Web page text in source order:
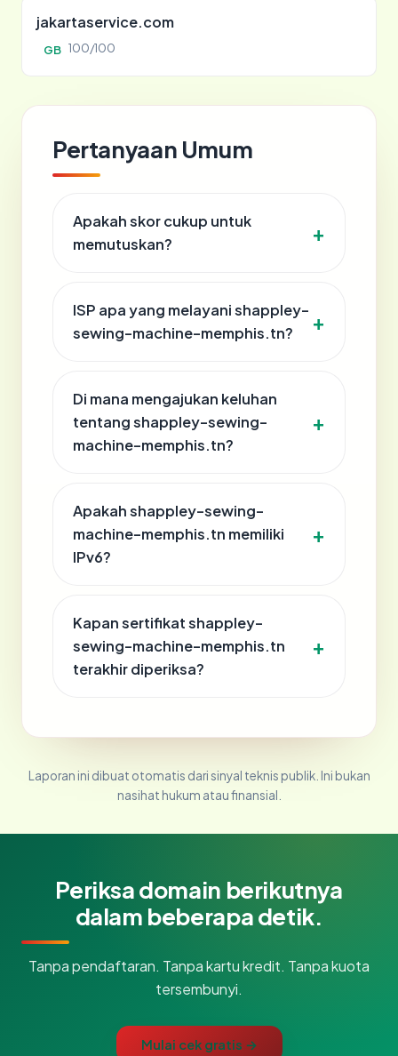
jakartaservice.com
GB 100/100
Pertanyaan Umum
Apakah skor cukup untuk
memutuskan?
ISP apa yang melayani shappley-
sewing-machine-memphis.tn?
Di mana mengajukan keluhan
tentang shappley-sewing-
machine-memphis.tn?
Apakah shappley-sewing-
machine-memphis.tn memiliki
IPv6?
Kapan sertifikat shappley-
sewing-machine-memphis.tn
terakhir diperiksa?
Laporan ini dibuat otomatis dari sinyal teknis publik. Ini bukan
nasihat hukum atau finansial.
Periksa domain berikutnya
dalam beberapa detik.
Tanpa pendaftaran. Tanpa kartu kredit. Tanpa kuota
tersembunyi.
Mulai cek gratis →